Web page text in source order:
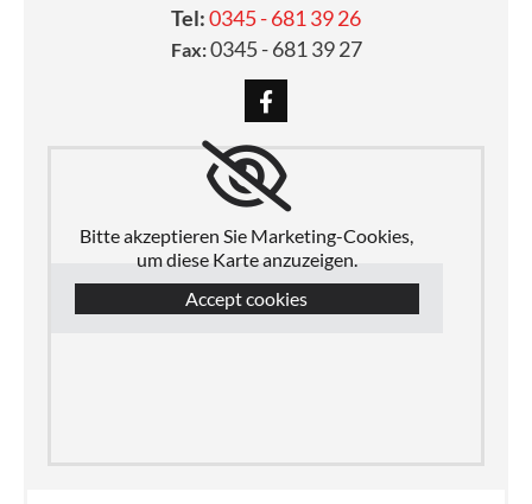
Tel:0345 - 681 39 26
Fax:0345 - 681 39 27
Bitte akzeptieren Sie Marketing-Cookies,
um diese Karte anzuzeigen.
Accept cookies